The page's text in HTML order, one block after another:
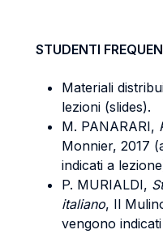
STUDENTI
Materiali
lezioni (slides).
M. PANARARI,
Monnier, 2017
indicati a
P. MURIALDI,
italiano, Il
vengono